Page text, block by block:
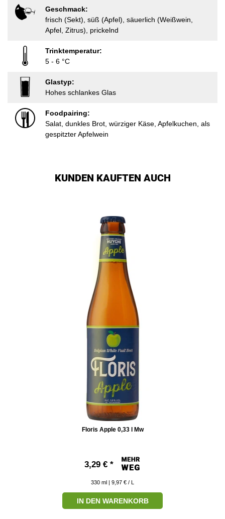
Geschmack:
frisch (Sekt), süß (Apfel), säuerlich (Weißwein,
Apfel, Zitrus), prickelnd
Trinktemperatur:
5 - 6 °C
Glastyp:
Hohes schlankes Glas
Foodpairing:
Salat, dunkles Brot, würziger Käse, Apfelkuchen, als
gespitzter Apfelwein
KUNDEN KAUFTEN AUCH
Floris Apple 0,33 l Mw
3,29 € *
330 ml | 9,97 € / L
IN DEN WARENKORB